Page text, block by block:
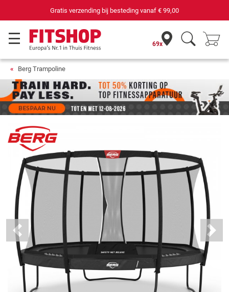
69 filialen met 75 eigen servicemonteurs
69x
Berg Trampoline
Previous Next